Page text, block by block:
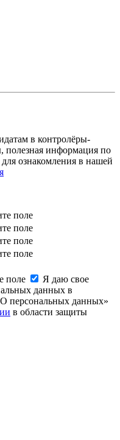
в контролёры-
полезная информация по
ознакомления в нашей
поле
поле
поле
поле
поле
Я даю свое
данных в
персональных данных»
в области защиты